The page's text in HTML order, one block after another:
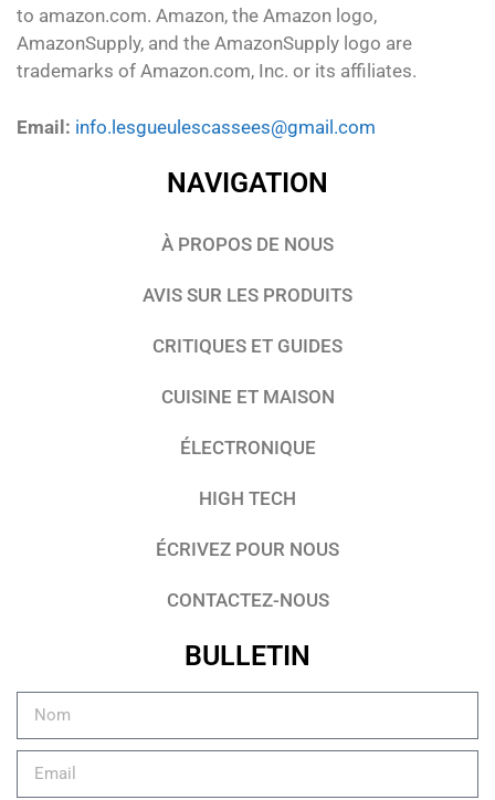
to amazon.com. Amazon, the Amazon logo,
AmazonSupply, and the AmazonSupply logo are
trademarks of Amazon.com, Inc. or its affiliates.
Email: info.lesgueulescassees@gmail.com
NAVIGATION
À PROPOS DE NOUS
AVIS SUR LES PRODUITS
CRITIQUES ET GUIDES
CUISINE ET MAISON
ÉLECTRONIQUE
HIGH TECH
ÉCRIVEZ POUR NOUS
CONTACTEZ-NOUS
BULLETIN